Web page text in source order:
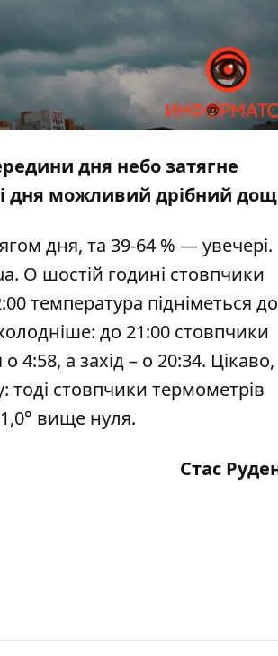
дня небо затягне
дня можливий дрібний
дня, та 39-64 % — увечері.
. О шостій годині стовпчики
температура підніметься до
до 21:00 стовпчики
4:58, а захід – о 20:34. Цікаво,
стовпчики термометрів
вище нуля.
Стас